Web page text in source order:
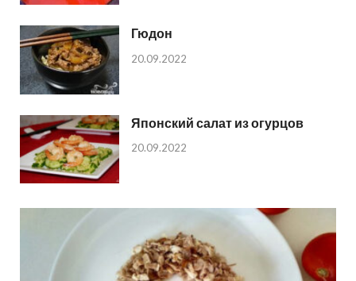
Гюдон
20.09.2022
Японский салат из огурцов
20.09.2022